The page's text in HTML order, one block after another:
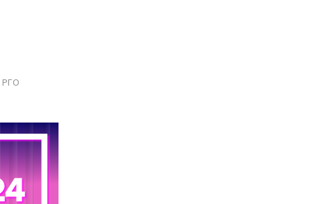
РГО